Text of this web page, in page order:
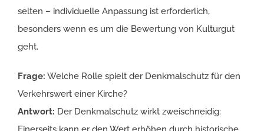
selten – individuelle Anpassung ist erforderlich,
besonders wenn es um die Bewertung von Kulturgut
geht.
Frage: Welche Rolle spielt der Denkmalschutz für den
Verkehrs­wert einer Kirche?
Antwort: Der Denkmalschutz wirkt zweischneidig: